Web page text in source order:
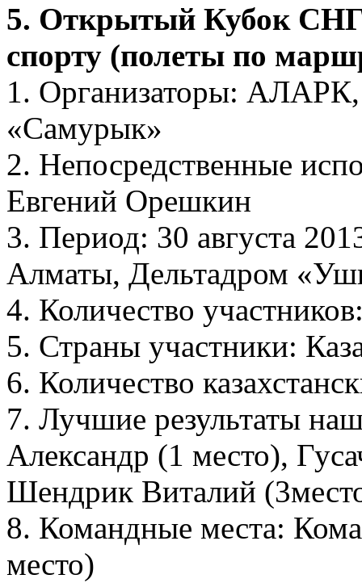
5. Открытый Кубок СНГ
спорту (полеты по
1. Организаторы:
«Самурык»
2. Непосредственные
Евгений Орешкин
3. Период: 30 августа
Алматы, Дельтадром
4. Количество
5. Страны участники:
6. Количество
7. Лучшие результаты
Александр (1 место),
Шендрик Виталий
8. Командные места:
место)